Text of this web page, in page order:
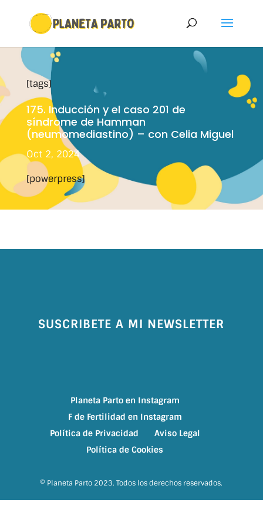
[tags]
175. Inducción y el caso 201 de
síndrome de Hamman
(neumomediastino) – con Celia Miguel
Oct 2, 2024
[powerpress]
SUSCRIBETE A MI NEWSLETTER
Planeta Parto en Instagram
F de Fertilidad en Instagram
Política de Privacidad
Aviso Legal
Política de Cookies
© Planeta Parto 2023. Todos los derechos reservados.